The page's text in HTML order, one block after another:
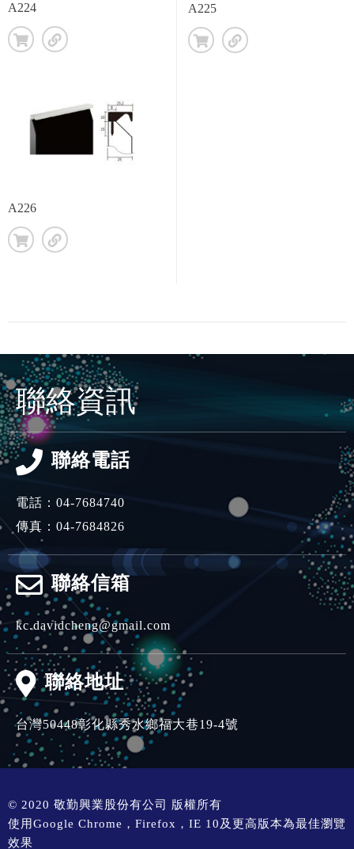
A224 A225
A226
聯絡資訊
聯絡電話
電話： 04-7684740
傳真：04-7684826
聯絡信箱
kc.davidcheng@gmail.com
聯絡地址
台灣50448彰化縣秀水鄉福大巷19-4號
© 2020 敬勤興業股份有公司 版權所有
使用Google Chrome，Firefox，IE 10及更高版本為最佳瀏覽
效果